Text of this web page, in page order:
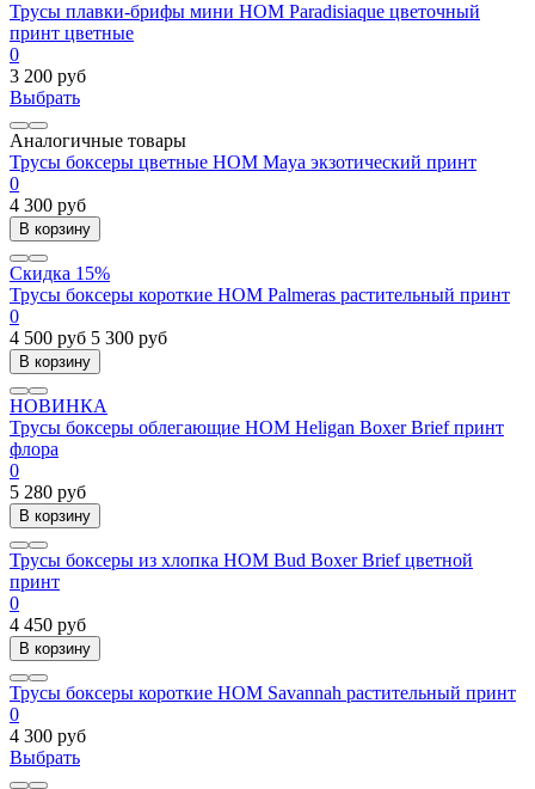
Трусы плавки-брифы мини HOM Paradisiaque цветочный
принт цветные
0
3 200 руб
Выбрать
Аналогичные товары
Трусы боксеры цветные HOM Maya экзотический принт
0
4 300 руб
В корзину
Скидка 15%
Трусы боксеры короткие HOM Palmeras растительный принт
0
4 500 руб 5 300 руб
В корзину
НОВИНКА
Трусы боксеры облегающие HOM Heligan Boxer Brief принт
флора
0
5 280 руб
В корзину
Трусы боксеры из хлопка HOM Bud Boxer Brief цветной
принт
0
4 450 руб
В корзину
Трусы боксеры короткие HOM Savannah растительный принт
0
4 300 руб
Выбрать